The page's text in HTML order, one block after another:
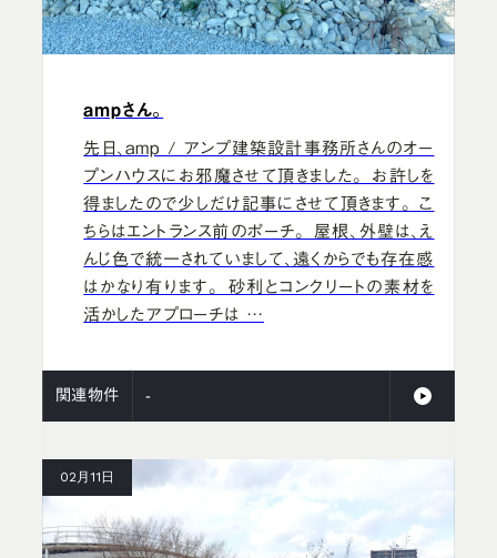
ampさん。
先日、amp / アンプ建築設計事務所さんのオー
プンハウスにお邪魔させて頂きました。 お許しを
得ましたので少しだけ記事にさせて頂きます。 こ
ちらはエントランス前のポーチ。 屋根、外壁は、え
んじ色で統一されていまして、遠くからでも存在感
はかなり有ります。 砂利とコンクリートの素材を
活かしたアプローチは …
関連物件 -
02月11日